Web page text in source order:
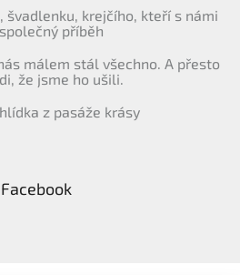
krejčího, kteří s námi
příběh
málem stál všechno. A přesto
že jsme ho ušili.
z pasáže krásy
Facebook